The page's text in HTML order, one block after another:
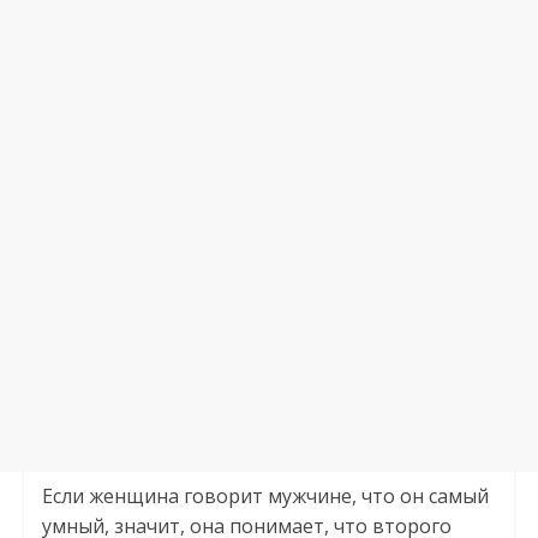
Если женщина говорит мужчине, что он самый
умный, значит, она понимает, что второго